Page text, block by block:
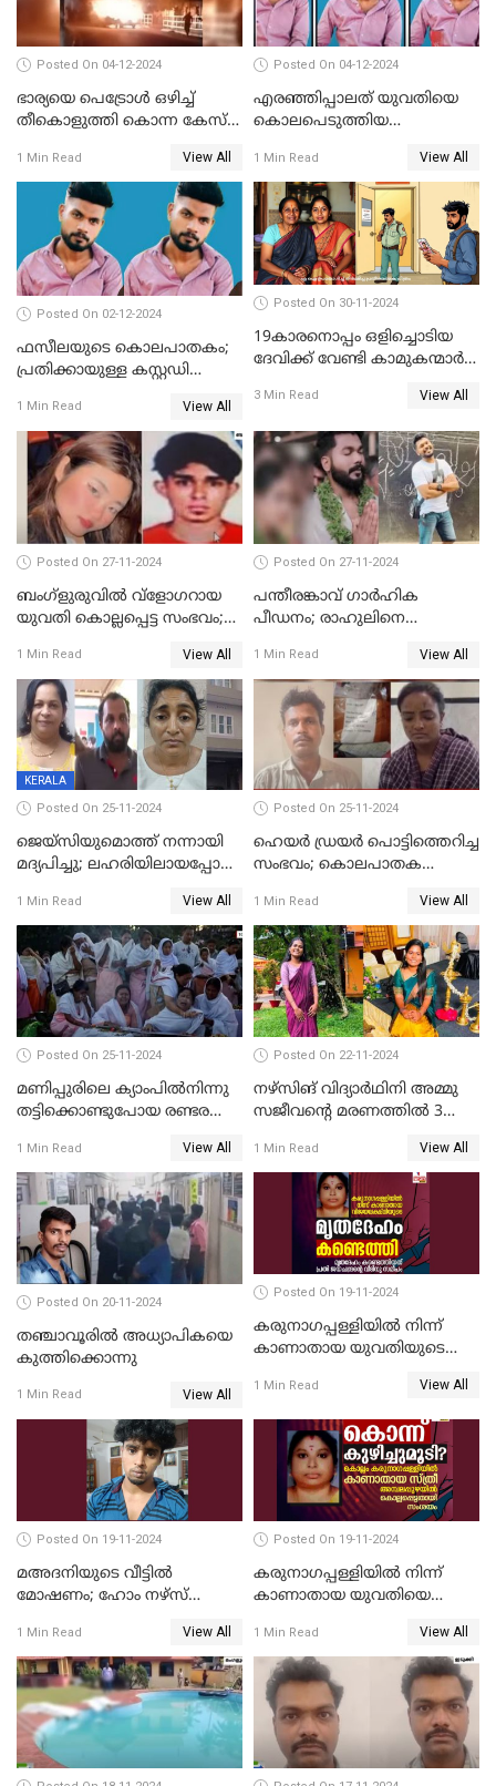
Posted On 04-12-2024
ഭാര്യയെ പെട്രോള്‍ ഒഴിച്ച്
തീകൊളുത്തി കൊന്ന കേസ്‌;
രേഖപ്പെടുത്തി
1 Min Read View All
Posted On 04-12-2024
എരഞ്ഞിപ്പാലത് യുവതിയെ
കൊലപെടുത്തിയ
കസ്റ്റഡി അപേക്ഷ ഇന്ന്
1 Min Read View All
Posted On 02-12-2024
ഫസീലയുടെ കൊലപാതകം;
പ്രതിക്കായുള്ള കസ്റ്റഡി
1 Min Read View All
Posted On 30-11-2024
19കാരനൊപ്പം ഒളിച്ചൊടിയ
ദേവിക്ക് വേണ്ടി കാമുകന്മാർ
സംഭവിച്ചത്
3 Min Read View All
Posted On 27-11-2024
ബംഗ്‌ളുരുവില്‍ വ്‌ളോഗറായ
യുവതി കൊല്ലപ്പെട്ട സംഭവം;
ഊര്‍ജിതമാക്കി
1 Min Read View All
Posted On 27-11-2024
പന്തീരങ്കാവ് ഗാർഹിക
പീഡനം; രാഹുലിനെ
പൊലീസ് കോടതിയിൽ
അപേക്ഷ നൽകും
1 Min Read View All
KERALA
Posted On 25-11-2024
ജെയ്‌സിയുമൊത്ത് നന്നായി
മദ്യപിച്ചു; ലഹരിയിലായപ്പോൾ
പലവട്ടം അടിച്ചു;
നിലവിളിച്ചപ്പോൾ മുഖത്ത്
തലയിണ വച്ചമർത്തി;
അരുംകൊലയിൽ യുവാവും
യുവതിയും പിടിയിൽ
1 Min Read View All
Posted On 25-11-2024
ഹെയര്‍ ഡ്രയര്‍ പൊട്ടിത്തെറിച്ച
സംഭവം; കൊലപാതക
ചെയ്തു
1 Min Read View All
Posted On 25-11-2024
മണിപ്പുരിലെ ക്യാംപില്‍നിന്നു
തട്ടിക്കൊണ്ടുപോയ രണ്ടര
പീഡനത്തിനിരയായി
1 Min Read View All
Posted On 22-11-2024
നഴ്സിങ് വിദ്യാര്‍ഥിനി അമ്മു
സജീവന്റെ മരണത്തില്‍ 3
രേഖപ്പെടുത്തി
1 Min Read View All
Posted On 20-11-2024
തഞ്ചാവൂരില്‍ അധ്യാപികയെ
കുത്തിക്കൊന്നു
1 Min Read View All
Posted On 19-11-2024
കരുനാഗപ്പള്ളിയില്‍ നിന്ന്
കാണാതായ യുവതിയുടെ
1 Min Read View All
Posted On 19-11-2024
മഅദനിയുടെ വീട്ടിൽ
മോഷണം; ഹോം നഴ്‌സ്
1 Min Read View All
Posted On 19-11-2024
കരുനാഗപ്പള്ളിയില്‍ നിന്ന്
കാണാതായ യുവതിയെ
സംശയം
1 Min Read View All